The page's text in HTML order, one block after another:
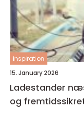
inspiration
15. January 2026
Ladestander næstved sådan får
og